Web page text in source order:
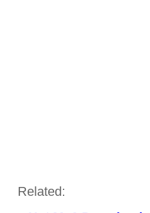
Related: